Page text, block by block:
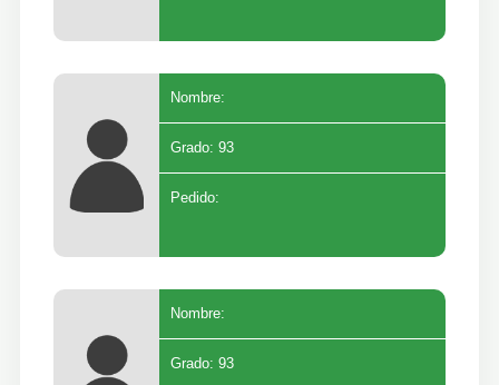
Nombre:
Grado: 93
Pedido:
Nombre:
Grado: 93